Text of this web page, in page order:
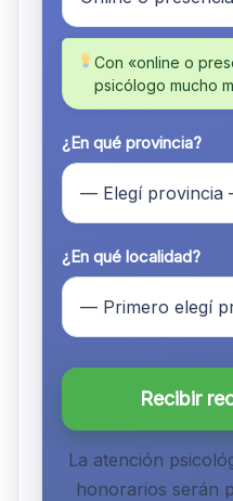
Con «online o
psicólogo mucho
¿En qué provincia?
¿En qué localidad?
Recibir
La atención
honorarios serán